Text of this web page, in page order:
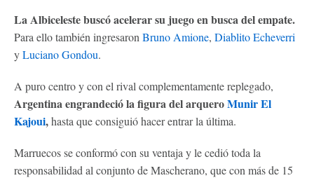
La Albiceleste buscó acelerar su juego en busca del empate.
Para ello también ingresaron Bruno Amione, Diablito Echeverri
yLuciano Gondou.
A puro centro y con el rival complementamente replegado,
Argentina engrandeció la figura del arqueroMunir El
Kajoui,hasta que consiguió hacer entrar la última.
Marruecos se conformó con su ventaja y le cedió toda la
responsabilidad al conjunto de Mascherano, que con más de 15